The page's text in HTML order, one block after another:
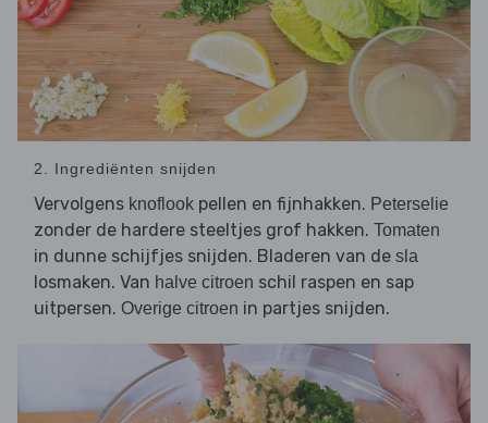
2. Ingrediënten snijden
Vervolgens knoflook pellen en fijnhakken. Peterselie
zonder de hardere steeltjes grof hakken. Tomaten
in dunne schijfjes snijden. Bladeren van de sla
losmaken. Van halve citroen schil raspen en sap
uitpersen. Overige citroen in partjes snijden.